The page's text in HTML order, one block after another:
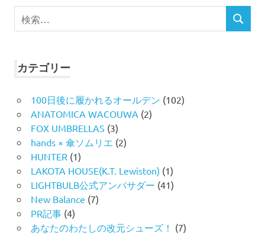
検
索
検
カテゴリー
100日後に履かれるオールデン (102)
ANATOMICA WACOUWA (2)
FOX UMBRELLAS (3)
hands × 傘ソムリエ (2)
HUNTER (1)
LAKOTA HOUSE(K.T. Lewiston) (1)
LIGHTBULB公式アンバサダー (41)
New Balance (7)
PR記事(4)
あなたのわたしの改元シューズ！ (7)